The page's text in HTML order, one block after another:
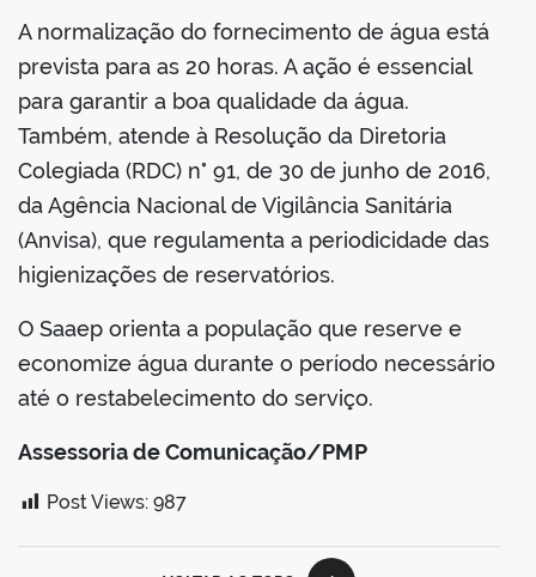
A normalização do fornecimento de água está
prevista para as 20 horas. A ação é essencial
para garantir a boa qualidade da água.
Também, atende à Resolução da Diretoria
Colegiada (RDC) n° 91, de 30 de junho de 2016,
da Agência Nacional de Vigilância Sanitária
(Anvisa), que regulamenta a periodicidade das
higienizações de reservatórios.
O Saaep orienta a população que reserve e
economize água durante o período necessário
até o restabelecimento do serviço.
Assessoria de Comunicação/PMP
Post Views: 987